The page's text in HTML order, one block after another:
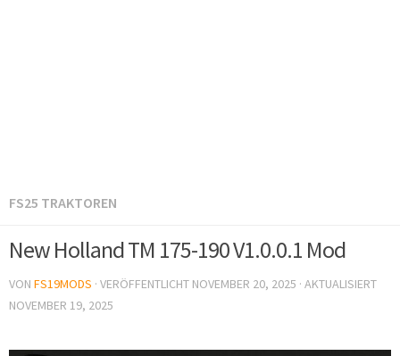
FS25 TRAKTOREN
New Holland TM 175-190 V1.0.0.1 Mod
VON FS19MODS · VERÖFFENTLICHT NOVEMBER 20, 2025 · AKTUALISIERT
NOVEMBER 19, 2025